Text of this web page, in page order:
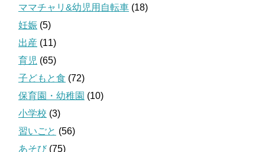
ママチャリ&幼児用自転車 (18)
妊娠 (5)
出産 (11)
育児 (65)
子どもと食 (72)
保育園・幼稚園 (10)
小学校 (3)
習いごと (56)
あそび(75)